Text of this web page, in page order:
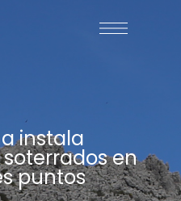
instala
en
puntos